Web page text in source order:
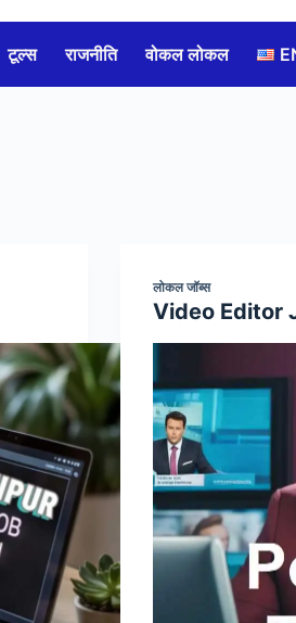
टूल्स राजनीति वोकल लोकल
लोकल जॉब्स
Video Editor